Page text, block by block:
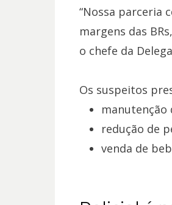
“Nossa parceria
margens das
o chefe da
Os suspeitos
manutenção
redução de
venda de